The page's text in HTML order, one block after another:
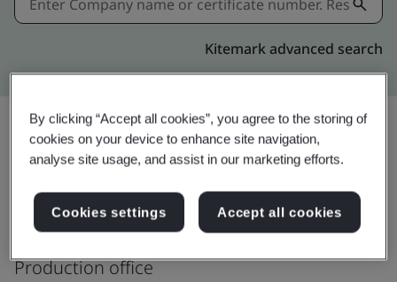
Kitemark advanced search
แชร์: อัปเกรด
Lease DimesionPortland
Production office
By clicking “Accept all cookies”, you agree to the storing of
cookies on your device to enhance site navigation,
analyse site usage, and assist in our marketing efforts.
Cookies settings Accept all cookies